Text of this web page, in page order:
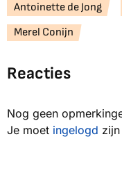
Antoinette de Jong
Merel Conijn
Reacties
Nog geen
Je moet ingelogd